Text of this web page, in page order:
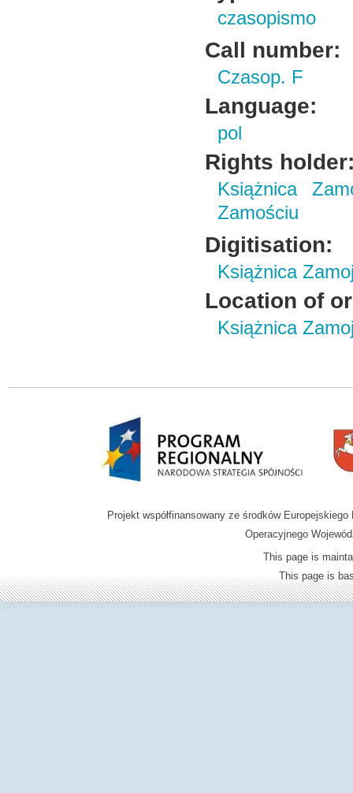
czasopismo
Call number:
Czasop. F
Language:
pol
Rights
Książnica
Zamościu
Digitisation:
Książnica
Location of
Książnica
Projekt współfinansowany ze środków
Operacyjnego
This page is
This page is